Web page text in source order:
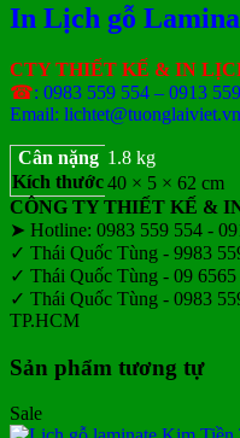
In Lịch gỗ
CTY THIẾT KẾ & IN
☎: 0983 559 554 – 0913
Email:
Cân nặng 1.8 kg
Kích thước40 × 5 × 62 cm
CÔNG TY THIẾT KẾ &
➤ Hotline: 0983 559 554 -
✓ Thái Quốc Tùng - 9983
✓ Thái Quốc Tùng - 09
✓ Thái Quốc Tùng - 0983
TP.HCM
Sản phẩm tương tự
Sale